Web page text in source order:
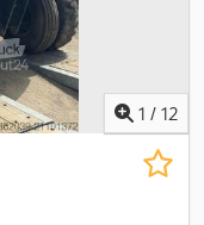
1 / 12